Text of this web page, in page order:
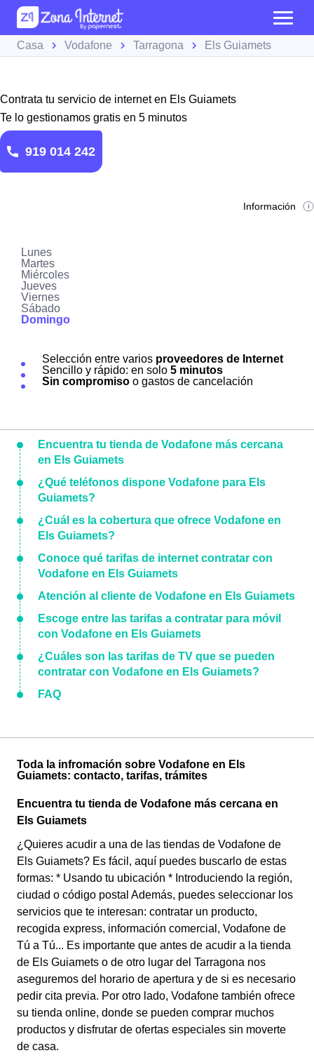
Casa Vodafone Tarragona Els Guiamets
Contrata tu servicio de internet en Els Guiamets
Te lo gestionamos gratis en 5 minutos
919 014 242
Información
Lunes
Martes
Miércoles
Jueves
Viernes
Sábado
Domingo
Selección entre varios proveedores de Internet
Sencillo y rápido: en solo 5 minutos
Sin compromiso o gastos de cancelación
Encuentra tu tienda de Vodafone más cercana
en Els Guiamets
¿Qué teléfonos dispone Vodafone para Els
Guiamets?
¿Cuál es la cobertura que ofrece Vodafone en
Els Guiamets?
Conoce qué tarifas de internet contratar con
Vodafone en Els Guiamets
Atención al cliente de Vodafone en Els Guiamets
Escoge entre las tarifas a contratar para móvil
con Vodafone en Els Guiamets
¿Cuáles son las tarifas de TV que se pueden
contratar con Vodafone en Els Guiamets?
FAQ
Toda la infromación sobre Vodafone en Els
Guiamets: contacto, tarifas, trámites
Encuentra tu tienda de Vodafone más cercana en
Els Guiamets
¿Quieres acudir a una de las tiendas de Vodafone de
Els Guiamets? Es fácil, aquí puedes buscarlo de estas
formas: * Usando tu ubicación * Introduciendo la región,
ciudad o código postal Además, puedes seleccionar los
servicios que te interesan: contratar un producto,
recogida express, información comercial, Vodafone de
Tú a Tú... Es importante que antes de acudir a la tienda
de Els Guiamets o de otro lugar del Tarragona nos
aseguremos del horario de apertura y de si es necesario
pedir cita previa. Por otro lado, Vodafone también ofrece
su tienda online, donde se pueden comprar muchos
productos y disfrutar de ofertas especiales sin moverte
de casa.